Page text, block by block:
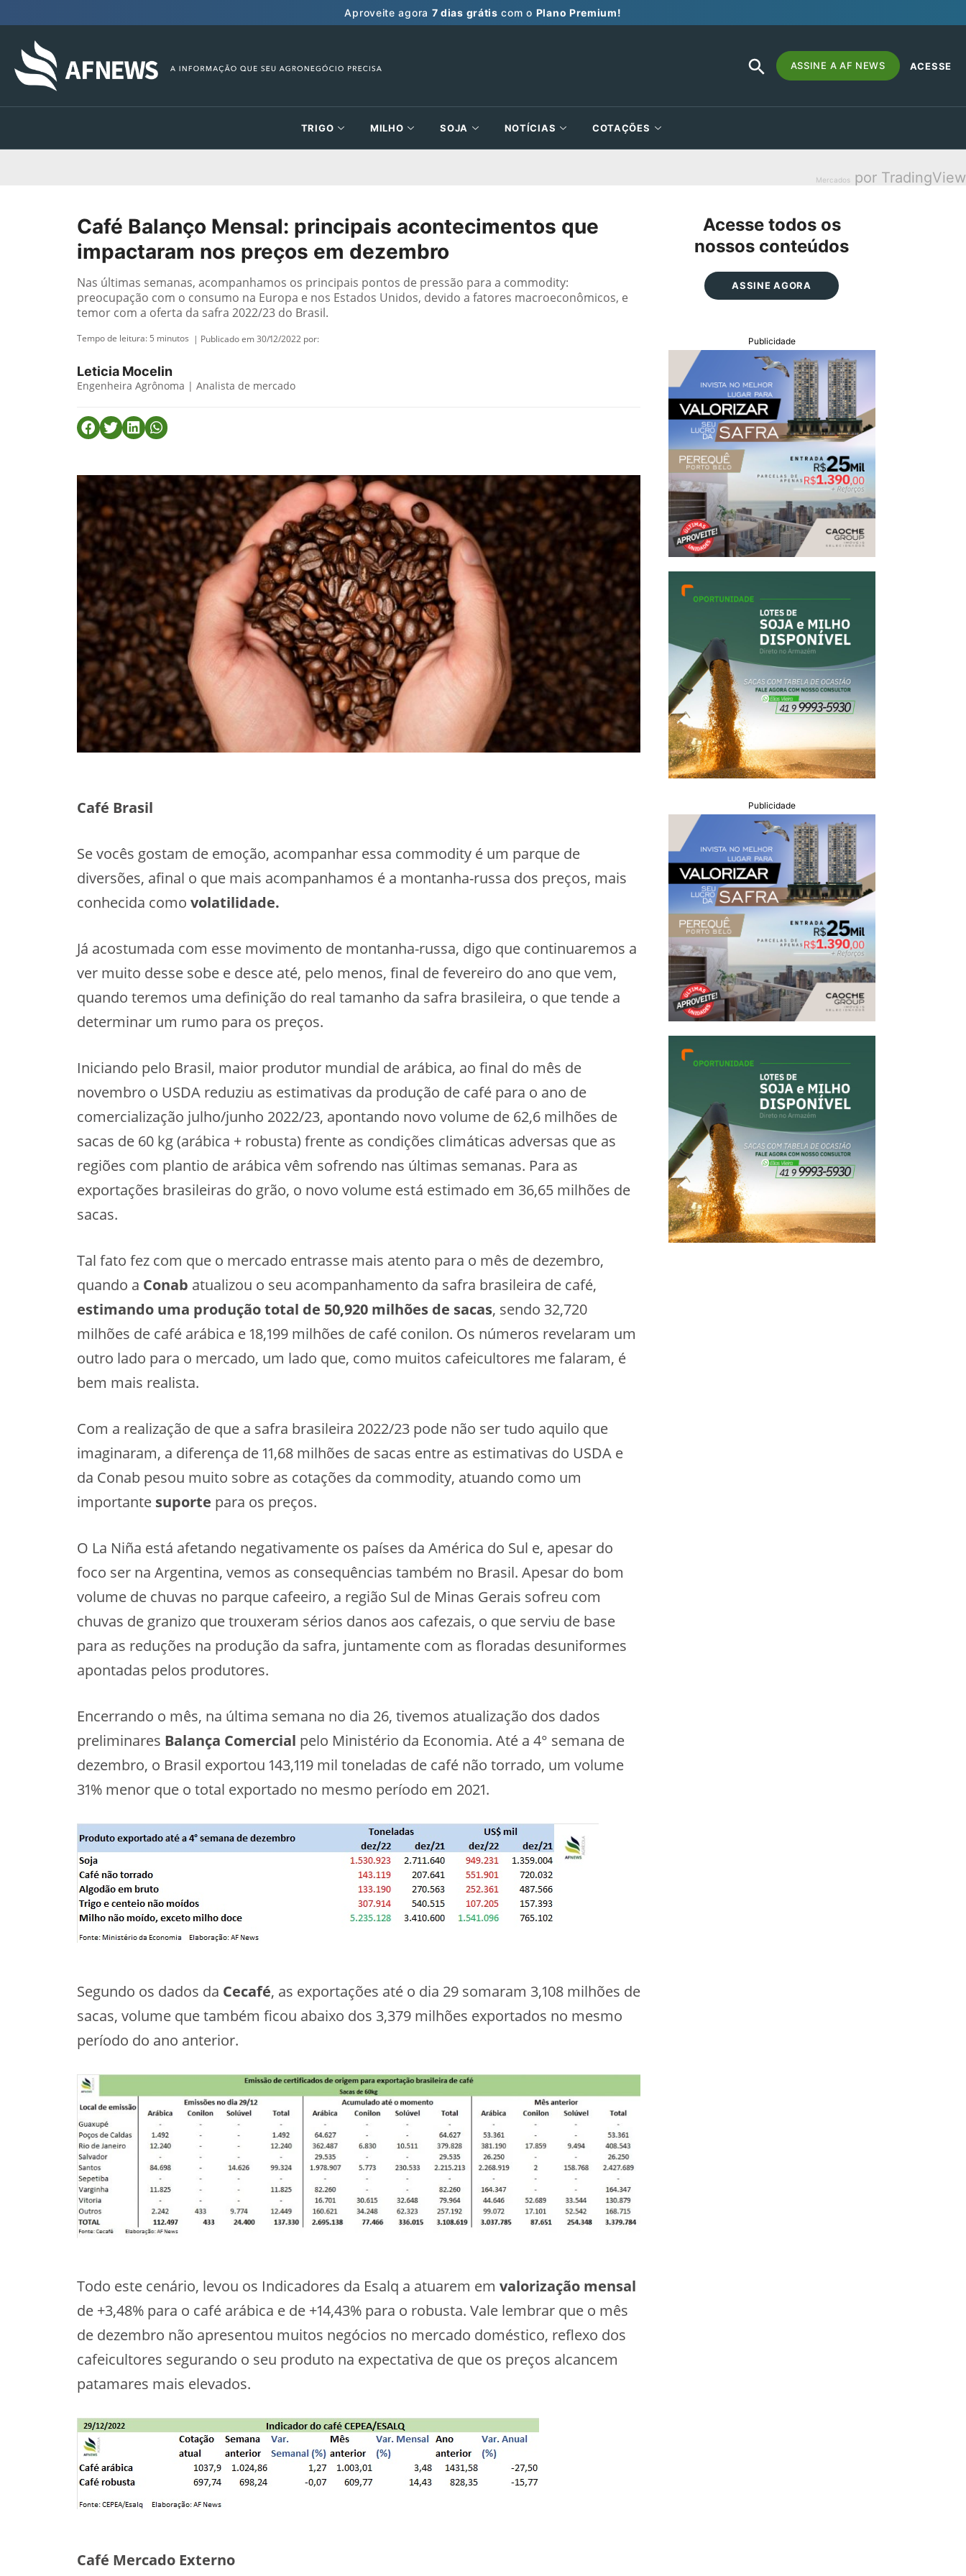
Aproveite agora 7 dias grátis com o Plano Premium!
Search
for:
SEARCH
BUTTON
ASSINE A AF NEWS ACESSE
TRIGO MILHO SOJA NOTÍCIAS COTAÇÕES
Mercados por TradingView
Café Balanço Mensal: principais acontecimentos que
impactaram nos preços em dezembro
Nas últimas semanas, acompanhamos os principais pontos de pressão para a commodity:
preocupação com o consumo na Europa e nos Estados Unidos, devido a fatores macroeconômicos, e
temor com a oferta da safra 2022/23 do Brasil.
Tempo de leitura: 5 minutos | Publicado em 30/12/2022 por:
Leticia Mocelin
Engenheira Agrônoma | Analista de mercado
Café Brasil
Se vocês gostam de emoção, acompanhar essa commodity é um parque de
diversões, afinal o que mais acompanhamos é a montanha-russa dos preços, mais
conhecida como volatilidade.
Já acostumada com esse movimento de montanha-russa, digo que continuaremos a
ver muito desse sobe e desce até, pelo menos, final de fevereiro do ano que vem,
quando teremos uma definição do real tamanho da safra brasileira, o que tende a
determinar um rumo para os preços.
Iniciando pelo Brasil, maior produtor mundial de arábica, ao final do mês de
novembro o USDA reduziu as estimativas da produção de café para o ano de
comercialização julho/junho 2022/23, apontando novo volume de 62,6 milhões de
sacas de 60 kg (arábica + robusta) frente as condições climáticas adversas que as
regiões com plantio de arábica vêm sofrendo nas últimas semanas. Para as
exportações brasileiras do grão, o novo volume está estimado em 36,65 milhões de
sacas.
Tal fato fez com que o mercado entrasse mais atento para o mês de dezembro,
quando a Conab atualizou o seu acompanhamento da safra brasileira de café,
estimando uma produção total de 50,920 milhões de sacas, sendo 32,720
milhões de café arábica e 18,199 milhões de café conilon. Os números revelaram um
outro lado para o mercado, um lado que, como muitos cafeicultores me falaram, é
bem mais realista.
Com a realização de que a safra brasileira 2022/23 pode não ser tudo aquilo que
imaginaram, a diferença de 11,68 milhões de sacas entre as estimativas do USDA e
da Conab pesou muito sobre as cotações da commodity, atuando como um
importante suporte para os preços.
O La Niña está afetando negativamente os países da América do Sul e, apesar do
foco ser na Argentina, vemos as consequências também no Brasil. Apesar do bom
volume de chuvas no parque cafeeiro, a região Sul de Minas Gerais sofreu com
chuvas de granizo que trouxeram sérios danos aos cafezais, o que serviu de base
para as reduções na produção da safra, juntamente com as floradas desuniformes
apontadas pelos produtores.
Encerrando o mês, na última semana no dia 26, tivemos atualização dos dados
preliminares Balança Comercial pelo Ministério da Economia. Até a 4° semana de
dezembro, o Brasil exportou 143,119 mil toneladas de café não torrado, um volume
31% menor que o total exportado no mesmo período em 2021.
Segundo os dados da Cecafé, as exportações até o dia 29 somaram 3,108 milhões de
sacas, volume que também ficou abaixo dos 3,379 milhões exportados no mesmo
período do ano anterior.
Todo este cenário, levou os Indicadores da Esalq a atuarem em valorização mensal
de +3,48% para o café arábica e de +14,43% para o robusta. Vale lembrar que o mês
de dezembro não apresentou muitos negócios no mercado doméstico, reflexo dos
cafeicultores segurando o seu produto na expectativa de que os preços alcancem
patamares mais elevados.
Café Mercado Externo
Acesse todos os
nossos conteúdos
ASSINE AGORA
Publicidade
Publicidade